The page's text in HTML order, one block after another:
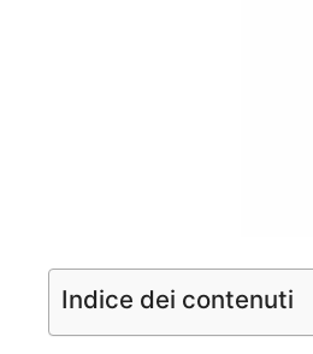
Indice dei contenuti